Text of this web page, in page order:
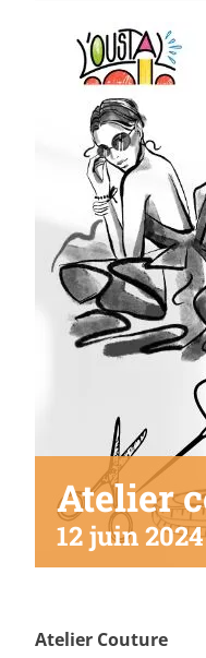
Atelier
12 juin
Atelier Couture